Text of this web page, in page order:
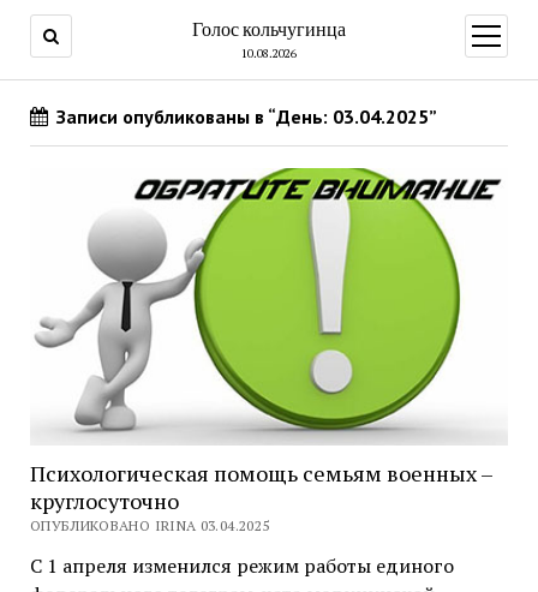
Голос кольчугинца
10.08.2026
меню
Записи опубликованы в “День: 03.04.2025”
Психологическая помощь семьям военных –
круглосуточно
ОПУБЛИКОВАНО IRINA 03.04.2025
С 1 апреля изменился режим работы единого